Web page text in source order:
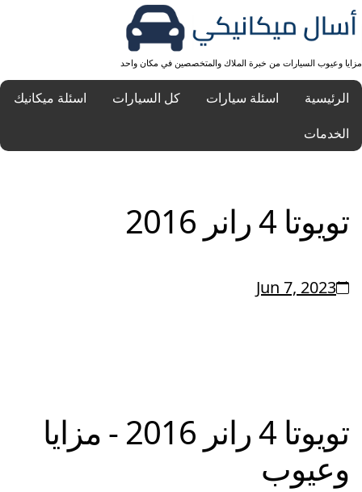
مزايا وعيوب السيارات من خبرة الملاك والمتخصصين في مكان واحد
الرئيسية اسئلة سيارات كل السيارات
اسئلة ميكانيك
الخدمات
تويوتا 4 رانر 2016
Jun 7, 2023
تويوتا 4 رانر 2016 - مزايا
وعيوب